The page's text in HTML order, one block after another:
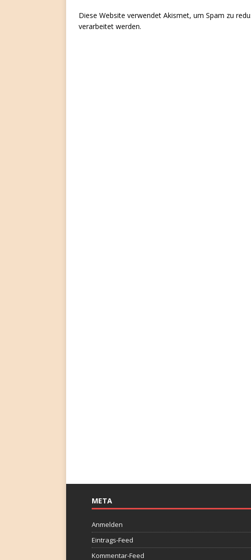
Diese Website verwendet Akismet, um Spam zu
verarbeitet werden.
META
Anmelden
Eintrags-Feed
Kommentar-Feed